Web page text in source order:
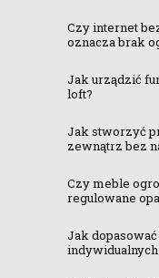
Czy internet
oznacza brak
Jak urządzić
loft?
Jak stworzyć
zewnątrz bez
Czy meble
regulowane
Jak